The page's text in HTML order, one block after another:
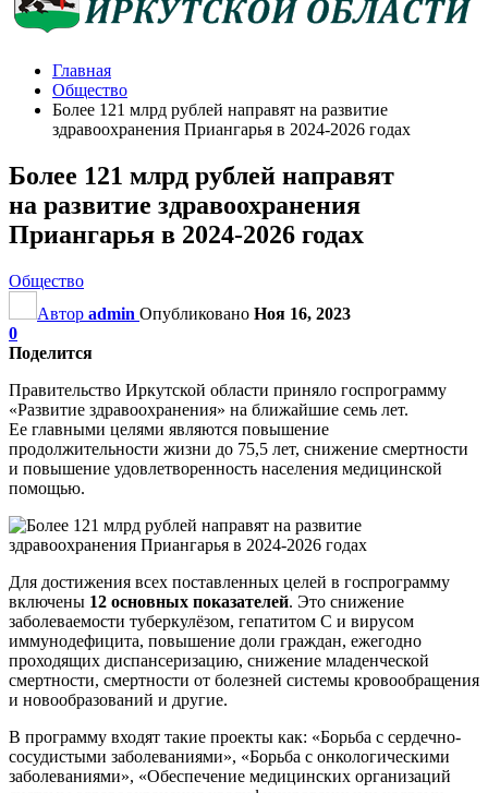
Главная
Общество
Более 121 млрд рублей направят на развитие
здравоохранения Приангарья в 2024-2026 годах
Более 121 млрд рублей направят
на развитие здравоохранения
Приангарья в 2024-2026 годах
Общество
Автор admin Опубликовано Ноя 16, 2023
0
Поделится
Правительство Иркутской области приняло госпрограмму
«Развитие здравоохранения» на ближайшие семь лет.
Ее главными целями являются повышение
продолжительности жизни до 75,5 лет, снижение смертности
и повышение удовлетворенность населения медицинской
помощью.
Для достижения всех поставленных целей в госпрограмму
включены 12 основных показателей. Это снижение
заболеваемости туберкулёзом, гепатитом С и вирусом
иммунодефицита, повышение доли граждан, ежегодно
проходящих диспансеризацию, снижение младенческой
смертности, смертности от болезней системы кровообращения
и новообразований и другие.
В программу входят такие проекты как: «Борьба с сердечно-
сосудистыми заболеваниями», «Борьба с онкологическими
заболеваниями», «Обеспечение медицинских организаций